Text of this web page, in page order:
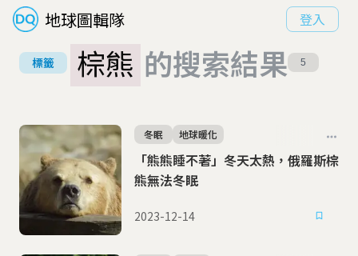
地球圖輯隊 登入
標籤 棕熊 的搜索結果 5
「熊熊睡不著」冬天太熱，俄羅斯棕
熊無法冬眠
冬眠 地球暖化
2023-12-14